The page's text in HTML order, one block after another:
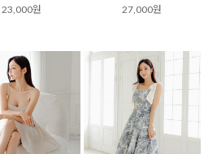
23,000원
27,000원